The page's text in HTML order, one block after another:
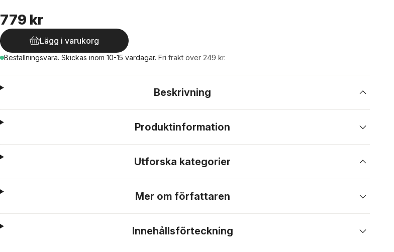
779 kr
Lägg i varukorg
Beställningsvara. Skickas inom 10-15 vardagar. Fri frakt över 249 kr.
Beskrivning
Produktinformation
Utforska kategorier
Mer om författaren
Innehållsförteckning